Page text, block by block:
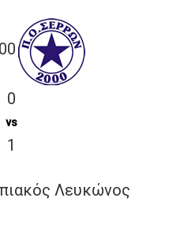
0
vs
1
Λευκώνος